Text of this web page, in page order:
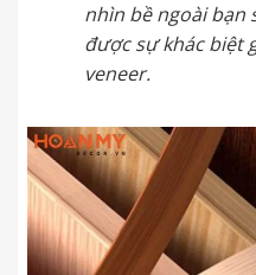
nhìn bề ngoài bạn
được sự khác biệt
veneer.